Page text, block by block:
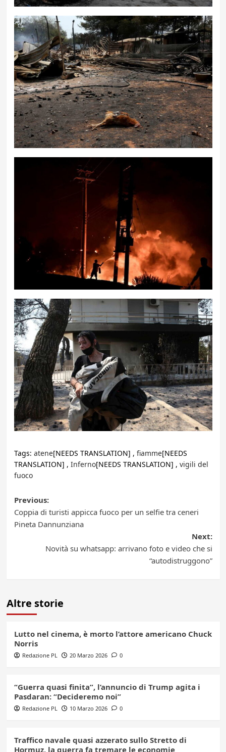
Tags: atene[NEEDS TRANSLATION] , fiamme[NEEDS
TRANSLATION] , Inferno[NEEDS TRANSLATION] , vigili del
fuoco
Post
navigation
Previous:
Coppia di turisti appicca fuoco per un selfie tra ceneri
Pineta Dannunziana
Next:
Novità su whatsapp: arrivano foto e video che si
“autodistruggono”
Altre storie
Lutto nel cinema, è morto l’attore americano Chuck
Norris
Redazione PL 20 Marzo 2026 0
“Guerra quasi finita”, l’annuncio di Trump agita i
Pasdaran: “Decideremo noi”
Redazione PL 10 Marzo 2026 0
Traffico navale quasi azzerato sullo Stretto di
Hormuz, la guerra fa tremare le economie